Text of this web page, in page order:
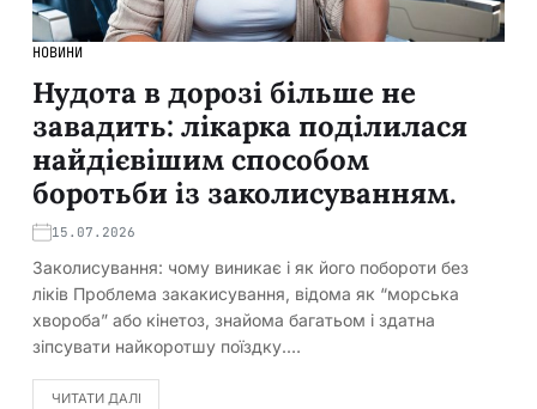
НОВИНИ
Нудота в дорозі більше не
завадить: лікарка поділилася
найдієвішим способом
боротьби із заколисуванням.
15.07.2026
Заколисування: чому виникає і як його побороти без
ліків Проблема закакисування, відома як “морська
хвороба” або кінетоз, знайома багатьом і здатна
зіпсувати найкоротшу поїздку.…
ЧИТАТИ ДАЛІ